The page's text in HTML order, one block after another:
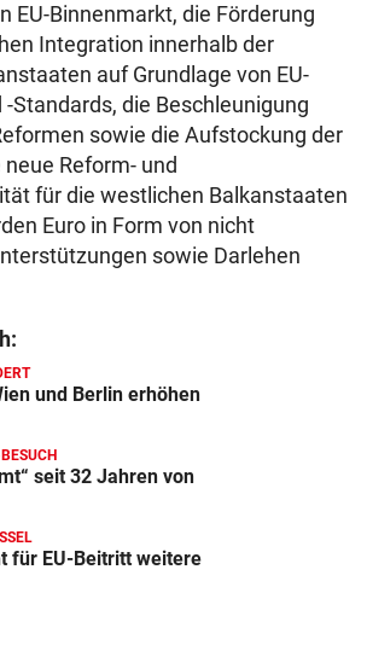
EU-Binnenmarkt, die Förderung
Integration innerhalb der
auf Grundlage von EU-
Standards, die Beschleunigung
sowie die Aufstockung der
Reform- und
für die westlichen Balkanstaaten
Euro in Form von nicht
sowie Darlehen
und Berlin erhöhen
seit 32 Jahren von
für EU-Beitritt weitere